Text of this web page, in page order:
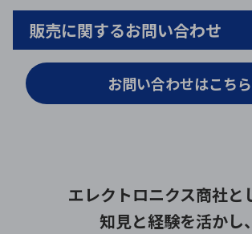
販売に関するお問い合わせ
お問い合わせはこちら
エレクトロニクス商社と
知見と経験を活かし、